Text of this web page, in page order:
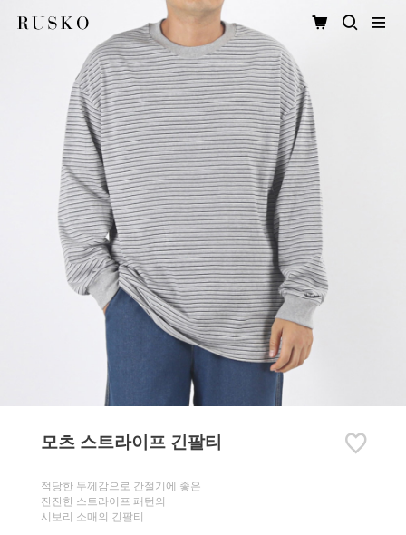
모츠 스트라이프 긴팔티
적당한 두께감으로 간절기에 좋은
잔잔한 스트라이프 패턴의
시보리 소매의 긴팔티